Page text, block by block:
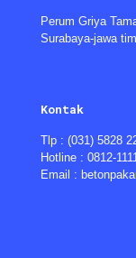
Perum Griya
Surabaya-jawa
Kontak
Tlp : (031) 5828
Hotline : 0812-
Email :